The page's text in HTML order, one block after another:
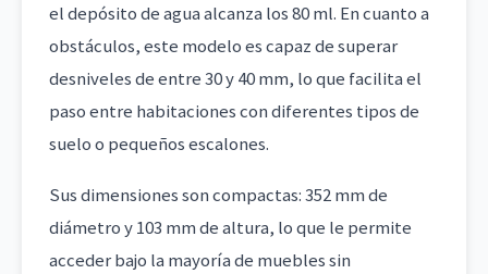
el depósito de agua alcanza los 80 ml. En cuanto a
obstáculos, este modelo es capaz de superar
desniveles de entre 30 y 40 mm, lo que facilita el
paso entre habitaciones con diferentes tipos de
suelo o pequeños escalones.
Sus dimensiones son compactas: 352 mm de
diámetro y 103 mm de altura, lo que le permite
acceder bajo la mayoría de muebles sin